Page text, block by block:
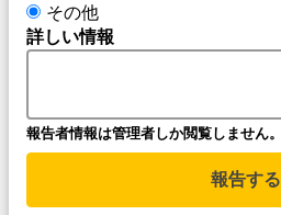
その他
詳しい情報
報告者情報は管理者しか閲覧しません。
報告する